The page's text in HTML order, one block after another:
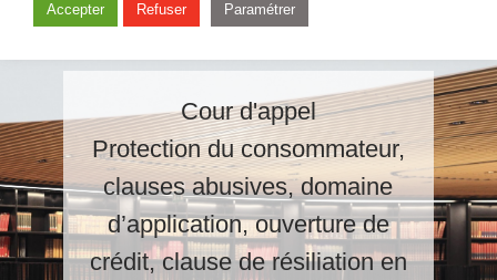
Cour d'appel
Protection du consommateur,
clauses abusives, domaine
d’application, ouverture de
crédit, clause de résiliation en
Accepter Refuser Paramétrer